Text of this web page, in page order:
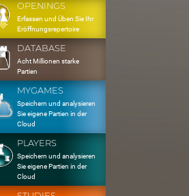
OPENINGS
Erfassen und Üben Sie Ihr
Eröffnungsrepertoire
DATABASE
Acht Millionen starke
Partien
MYGAMES
Speichern und analysieren
Sie eigene Partien in der
Cloud
PLAYERS
Speichern und analysieren
Sie eigene Partien in der
Cloud